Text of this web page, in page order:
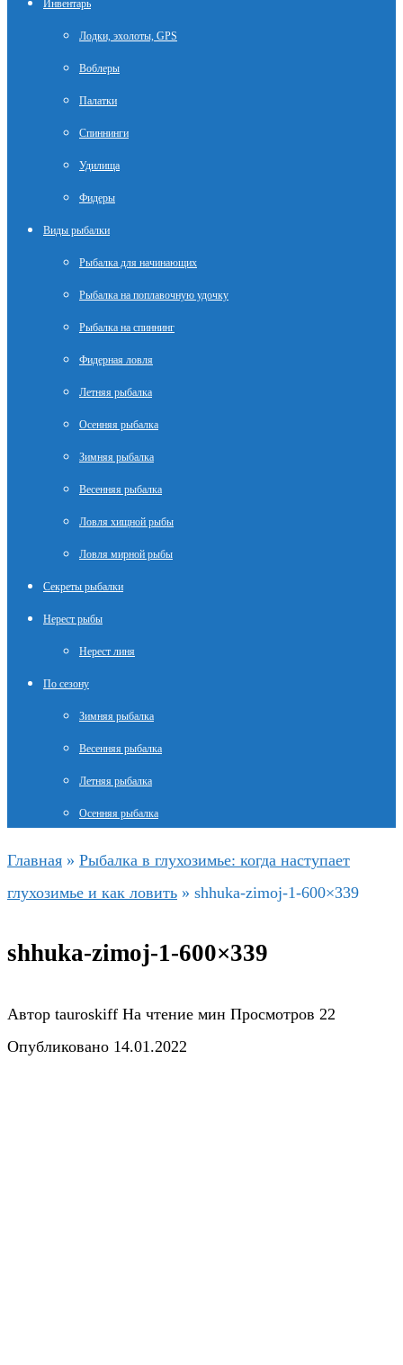
Инвентарь
Лодки, эхолоты, GPS
Воблеры
Палатки
Спиннинги
Удилища
Фидеры
Виды рыбалки
Рыбалка для начинающих
Рыбалка на поплавочную удочку
Рыбалка на спиннинг
Фидерная ловля
Летняя рыбалка
Осенняя рыбалка
Зимняя рыбалка
Весенняя рыбалка
Ловля хищной рыбы
Ловля мирной рыбы
Секреты рыбалки
Нерест рыбы
Нерест линя
По сезону
Зимняя рыбалка
Весенняя рыбалка
Летняя рыбалка
Осенняя рыбалка
Главная » Рыбалка в глухозимье: когда наступает
глухозимье и как ловить » shhuka-zimoj-1-600×339
shhuka-zimoj-1-600×339
Автор tauroskiff На чтение мин Просмотров 22
Опубликовано 14.01.2022